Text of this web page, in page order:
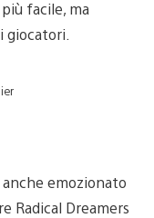
facile, ma
emozionato
Radical Dreamers